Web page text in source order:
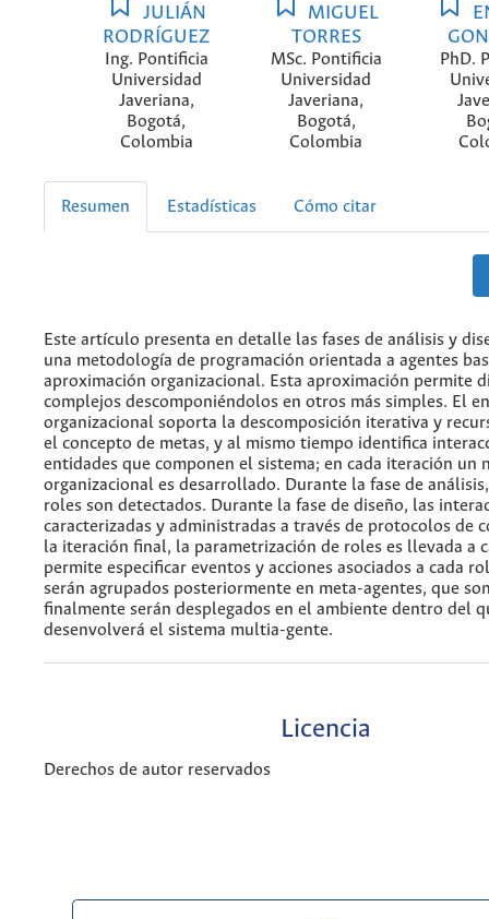
JULIÁN
RODRÍGUEZ
Ing. Pontificia
Universidad
Javeriana,
Bogotá,
Colombia
MIGUEL
TORRES
MSc. Pontificia
Universidad
Javeriana,
Bogotá,
Colombia
PhD.
Resumen Estadísticas Cómo citar
Este artículo presenta en detalle las fases de análisis y
una metodología de programación orientada a agentes
aproximación organizacional. Esta aproximación permite
complejos descomponiéndolos en otros más simples. El
organizacional soporta la descomposición iterativa y
el concepto de metas, y al mismo tiempo identifica
entidades que componen el sistema; en cada iteración un
organizacional es desarrollado. Durante la fase de
roles son detectados. Durante la fase de diseño, las
caracterizadas y administradas a través de protocolos de
la iteración final, la parametrización de roles es llevada a
permite especificar eventos y acciones asociados a cada
serán agrupados posteriormente en meta-agentes, que
finalmente serán desplegados en el ambiente dentro del
desenvolverá el sistema multia-gente.
Licencia
Derechos de autor reservados